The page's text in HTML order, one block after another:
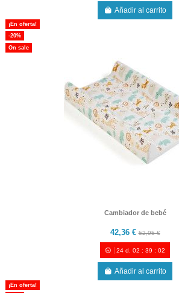
Añadir al carrito
¡En oferta!
-20%
On sale
Cambiador de bebé
42,36 €52,95 €
24 d. 02 :39 :00
Añadir al carrito
¡En oferta!